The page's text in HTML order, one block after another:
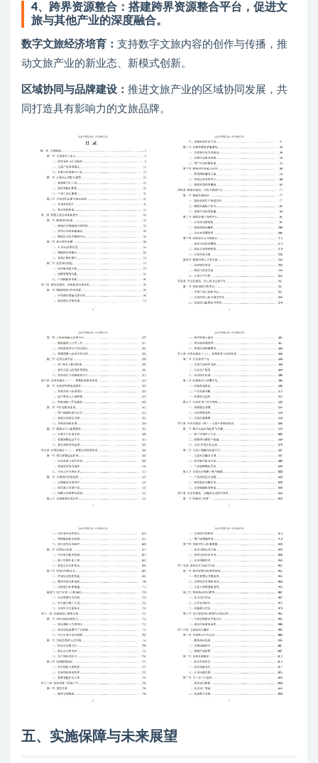
4、 跨界资源整合：搭建跨界资源整合平台，促进文
旅与其他产业的深度融合。
数字文旅经济培育： 支持数字文旅内容的创作与传播，推
动文旅产业的新业态、新模式创新。
区域协同与品牌建设： 推进文旅产业的区域协同发展，共
同打造具有影响力的文旅品牌。
五、实施保障与未来展望